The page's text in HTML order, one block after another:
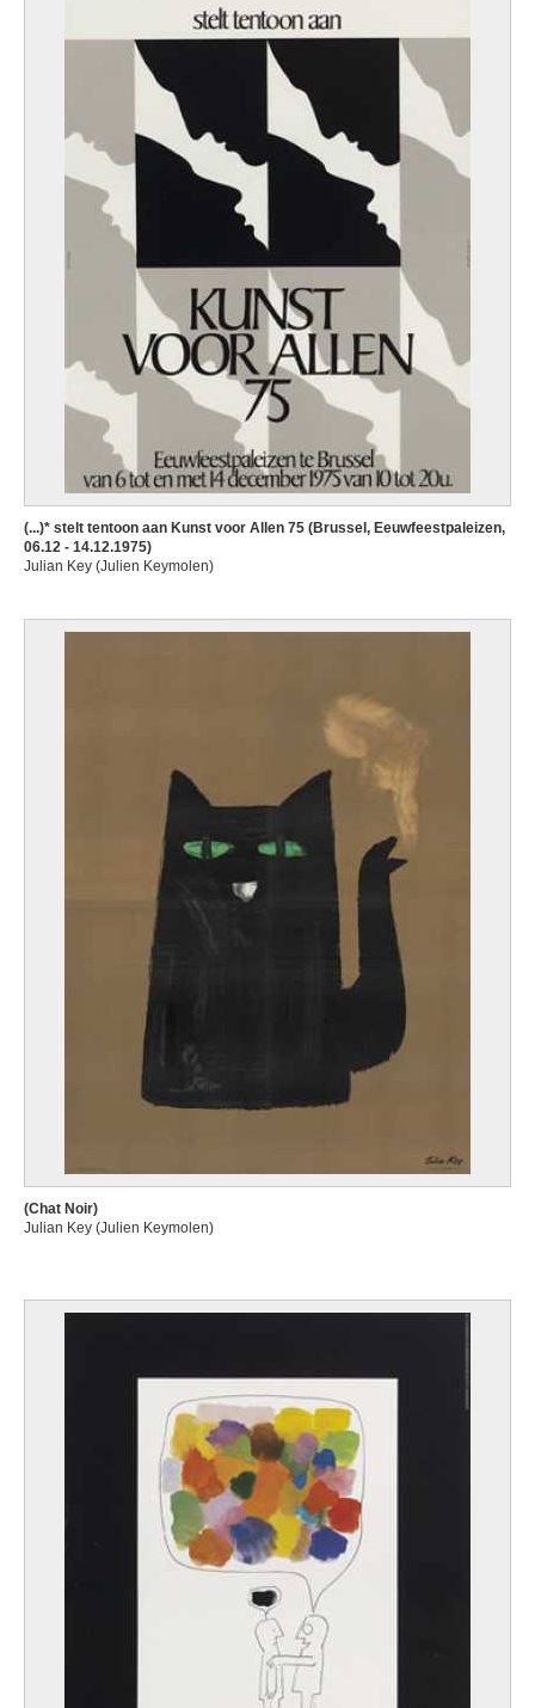
(...)* stelt tentoon aan Kunst voor Allen 75 (Brussel, Eeuwfeestpaleizen,
06.12 - 14.12.1975)
Julian Key (Julien Keymolen)
(Chat Noir)
Julian Key (Julien Keymolen)